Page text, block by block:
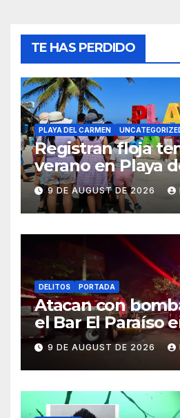
TE HAS PERDIDO
PLAYA DEL CARMEN
Registran floja
verano en Playa
9 DE AUGUST DE 2026
DELITOS PORTADA
Atacan con
el Bar El Paraíso
Carmen
9 DE AUGUST DE 2026